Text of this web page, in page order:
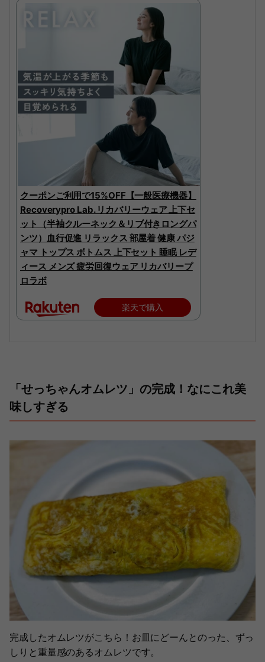
クーポンご利用で15%OFF【一般医療機器】
Recoverypro Lab. リカバリーウェア 上下セ
ット（半袖クルーネック＆リブ付きロングパ
ンツ）血行促進 リラックス 部屋着 健康 パジ
ャマ トップス ボトムス 上下セット 睡眠 レデ
ィース メンズ 疲労回復ウェア リカバリープ
ロラボ
楽天で購入
「せっちゃんオムレツ」の完成！なにこれ美
味しすぎる
完成したオムレツがこちら！お皿にどーんとのった、ずっ
しりと重量感のあるオムレツです。